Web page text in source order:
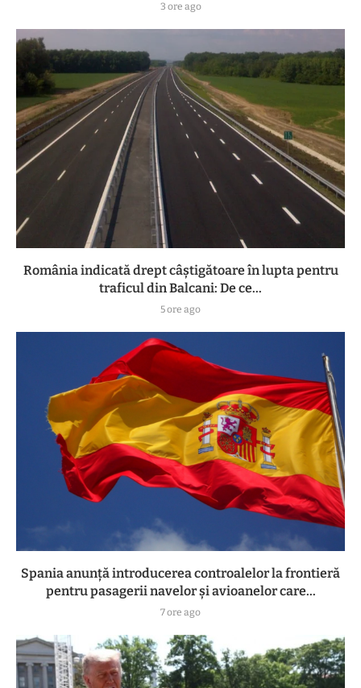
3 ore ago
România indicată drept câștigătoare în lupta pentru
traficul din Balcani: De ce...
5 ore ago
Spania anunță introducerea controalelor la frontieră
pentru pasagerii navelor și avioanelor care...
7 ore ago